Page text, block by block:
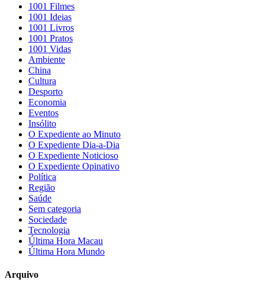
1001 Filmes
1001 Ideias
1001 Livros
1001 Pratos
1001 Vidas
Ambiente
China
Cultura
Desporto
Economia
Eventos
Insólito
O Expediente ao Minuto
O Expediente Dia-a-Dia
O Expediente Noticioso
O Expediente Opinativo
Política
Região
Saúde
Sem categoria
Sociedade
Tecnologia
Última Hora Macau
Última Hora Mundo
Arquivo